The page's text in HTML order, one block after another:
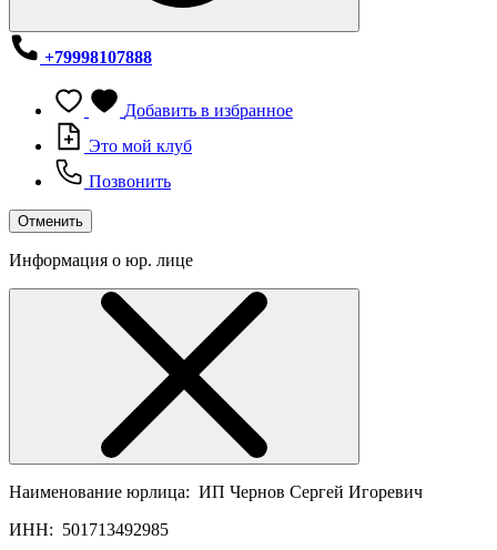
+79998107888
Добавить в избранное
Это мой клуб
Позвонить
Отменить
Информация о юр. лице
Наименование юрлица: ИП Чернов Сергей Игоревич
ИНН: 501713492985